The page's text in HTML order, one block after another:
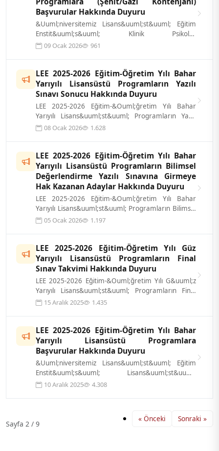
Başvurular Hakkında Duyuru
&Uuml;niversitemiz Lisans&uuml;st&uuml; Eğitim
Enstit&uuml;s&uuml; Klinik Psikoloji
Lisans&uuml;st&uuml; Programlarına 2025-2026
09 Ocak 2026 961
LEE 2025-2026 Eğitim-Öğretim Yılı Bahar
Yarıyılı Lisansüstü Programların Yazılı
Sınavı Sonucu Hakkında Duyuru
LEE 2025-2026 Eğitim-&Ouml;ğretim Yılı Bahar
Yarıyılı Lisans&uuml;st&uuml; Programların Yazılı
Sınavı sonucu ilgili programlara ka...
08 Ocak 2026 1.628
LEE 2025-2026 Eğitim-Öğretim Yılı Bahar
Yarıyılı Lisansüstü Programların Bilimsel
Değerlendirme Yazılı Sınavına Girmeye
Hak Kazanan Adaylar Hakkında Duyuru
LEE 2025-2026 Eğitim-&Ouml;ğretim Yılı Bahar
Yarıyılı Lisans&uuml;st&uuml; Programların Bilimsel
Değerlendirme Yazılı Sınavına gir...
05 Ocak 2026 1.197
LEE 2025-2026 Eğitim-Öğretim Yılı Güz
Yarıyılı Lisansüstü Programların Final
Sınav Takvimi Hakkında Duyuru
LEE 2025-2026 Eğitim-&Ouml;ğretim Yılı G&uuml;z
Yarıyılı Lisans&uuml;st&uuml; Programların Final
Sınav Takvimleri ekte sunulmuştur...
15 Aralık 2025 1.435
LEE 2025-2026 Eğitim-Öğretim Yılı Bahar
Yarıyılı Lisansüstü Programlara
Başvurular Hakkında Duyuru
&Uuml;niversitemiz Lisans&uuml;st&uuml; Eğitim
Enstit&uuml;s&uuml; Lisans&uuml;st&uuml;
Programlarına 2025-2026 eğitim-&ouml;ğreti...
10 Aralık 2025 4.308
Sayfa 2 / 9
« Önceki Sonraki »